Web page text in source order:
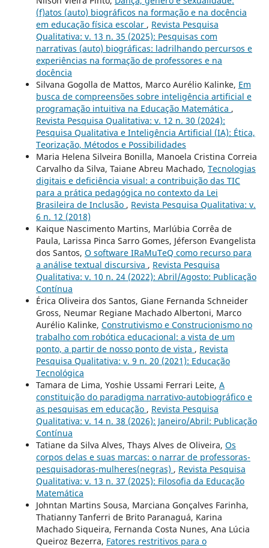
(f)atos (auto) biográficos na formação e na docência
em educação física escolar , Revista Pesquisa
Qualitativa: v. 13 n. 35 (2025): Pesquisas com
narrativas (auto) biográficas: ladrilhando percursos e
experiências na formação de professores e na
docência
Silvana Gogolla de Mattos, Marco Aurélio Kalinke, Em
busca de compreensões sobre inteligência artificial e
programação intuitiva na Educação Matemática ,
Revista Pesquisa Qualitativa: v. 12 n. 30 (2024):
Pesquisa Qualitativa e Inteligência Artificial (IA): Ética,
Teorização, Métodos e Possibilidades
Maria Helena Silveira Bonilla, Manoela Cristina Correia
Carvalho da Silva, Taiane Abreu Machado, Tecnologias
digitais e deficiência visual: a contribuição das TIC
para a prática pedagógica no contexto da Lei
Brasileira de Inclusão , Revista Pesquisa Qualitativa: v.
6 n. 12 (2018)
Kaique Nascimento Martins, Marlúbia Corrêa de
Paula, Larissa Pinca Sarro Gomes, Jéferson Evangelista
dos Santos, O software IRaMuTeQ como recurso para
a análise textual discursiva , Revista Pesquisa
Qualitativa: v. 10 n. 24 (2022): Abril/Agosto: Publicação
Contínua
Érica Oliveira dos Santos, Giane Fernanda Schneider
Gross, Neumar Regiane Machado Albertoni, Marco
Aurélio Kalinke, Construtivismo e Construcionismo no
trabalho com robótica educacional: a vista de um
ponto, a partir de nosso ponto de vista , Revista
Pesquisa Qualitativa: v. 9 n. 20 (2021): Educação
Tecnológica
Tamara de Lima, Yoshie Ussami Ferrari Leite, A
constituição do paradigma narrativo-autobiográfico e
as pesquisas em educação , Revista Pesquisa
Qualitativa: v. 14 n. 38 (2026): Janeiro/Abril: Publicação
Contínua
Tatiane da Silva Alves, Thays Alves de Oliveira, Os
corpos delas e suas marcas: o narrar de professoras-
pesquisadoras-mulheres(negras) , Revista Pesquisa
Qualitativa: v. 13 n. 37 (2025): Filosofia da Educação
Matemática
Johntan Martins Sousa, Marciana Gonçalves Farinha,
Thatianny Tanferri de Brito Paranaguá, Karina
Machado Siqueira, Fernanda Costa Nunes, Ana Lúcia
Queiroz Bezerra, Fatores restritivos para o